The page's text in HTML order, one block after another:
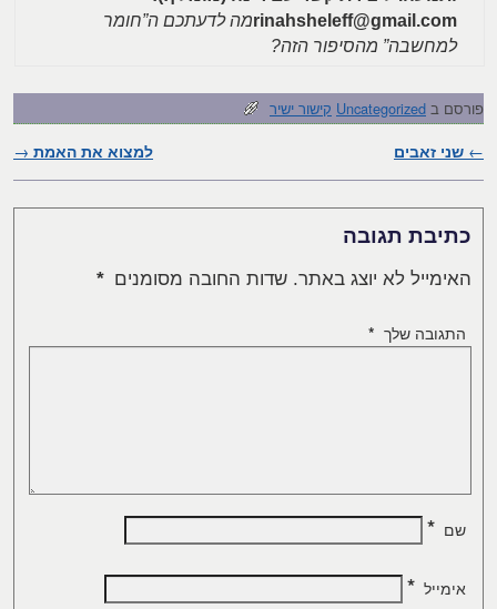
rinahsheleff@gmail.comמה לדעתכם ה”חומר
למחשבה” מהסיפור הזה?
פורסם ב Uncategorized קישור ישיר
ניווט בפוסטים
← שני זאבים למצוא את האמת →
כתיבת תגובה
האימייל לא יוצג באתר. שדות החובה מסומנים *
התגובה שלך *
שם *
אימייל *